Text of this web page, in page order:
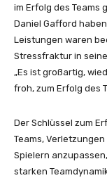
im Erfolg des Teams
Daniel Gafford
Leistungen waren
Stressfraktur in
„Es ist großartig,
froh, zum Erfolg des
Der Schlüssel zum
Teams,
Spielern
starken